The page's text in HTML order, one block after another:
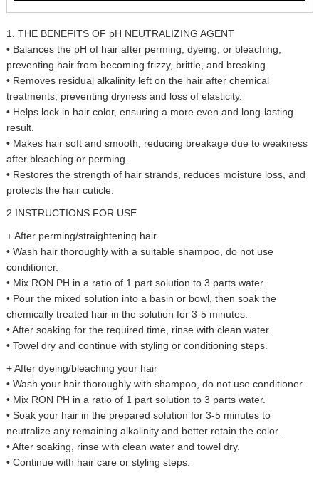
1. THE BENEFITS OF pH NEUTRALIZING AGENT
• Balances the pH of hair after perming, dyeing, or bleaching,
preventing hair from becoming frizzy, brittle, and breaking.
• Removes residual alkalinity left on the hair after chemical
treatments, preventing dryness and loss of elasticity.
• Helps lock in hair color, ensuring a more even and long-lasting
result.
• Makes hair soft and smooth, reducing breakage due to weakness
after bleaching or perming.
• Restores the strength of hair strands, reduces moisture loss, and
protects the hair cuticle.
2 INSTRUCTIONS FOR USE
+ After perming/straightening hair
• Wash hair thoroughly with a suitable shampoo, do not use
conditioner.
• Mix RON PH in a ratio of 1 part solution to 3 parts water.
• Pour the mixed solution into a basin or bowl, then soak the
chemically treated hair in the solution for 3-5 minutes.
• After soaking for the required time, rinse with clean water.
• Towel dry and continue with styling or conditioning steps.
+ After dyeing/bleaching your hair
• Wash your hair thoroughly with shampoo, do not use conditioner.
• Mix RON PH in a ratio of 1 part solution to 3 parts water.
• Soak your hair in the prepared solution for 3-5 minutes to
neutralize any remaining alkalinity and better retain the color.
• After soaking, rinse with clean water and towel dry.
• Continue with hair care or styling steps.